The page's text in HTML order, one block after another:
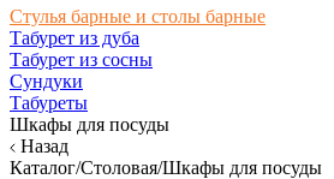
Стулья барные и столы барные
Табурет из дуба
Табурет из сосны
Сундуки
Табуреты
Шкафы для посуды
Назад
Каталог/Столовая/Шкафы для посуды